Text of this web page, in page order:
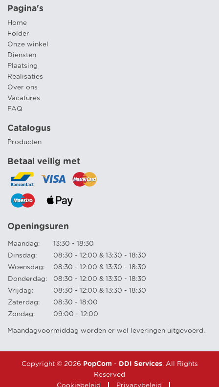
Pagina's
Home
Folder
Onze winkel
Diensten
Plaatsing
Realisaties
Over ons
Vacatures
FAQ
Catalogus
Producten
Betaal veilig met
Openingsuren
Maandag:
13:30 - 18:30
Dinsdag:
08:30 - 12:00 & 13:30 - 18:30
Woensdag:
08:30 - 12:00 & 13:30 - 18:30
Donderdag:
08:30 - 12:00 & 13:30 - 18:30
Vrijdag:
08:30 - 12:00 & 13:30 - 18:30
Zaterdag:
08:30 - 18:00
Zondag:
09:00 - 12:00
Maandagvoormiddag worden er wel leveringen uitgevoerd.
Copyright © 2026 PopCom - DDI Services. All Rights
Reserved